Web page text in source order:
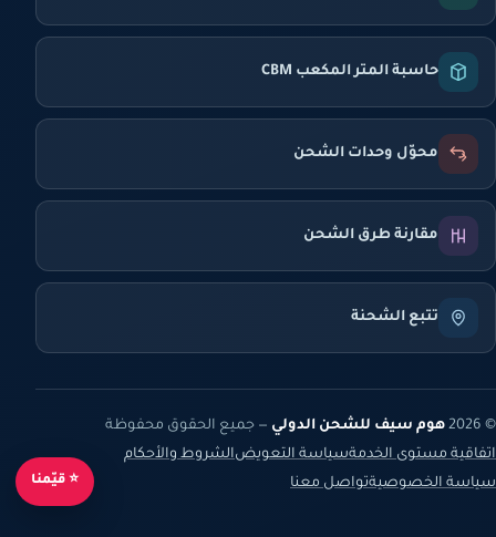
حاسبة المتر المكعب CBM
محوّل وحدات الشحن
مقارنة طرق الشحن
تتبع الشحنة
© 2026 هوم سيف للشحن الدولي — جميع الحقوق محفوظة
اتفاقية مستوى الخدمةسياسة التعويضالشروط والأحكام
سياسة الخصوصيةتواصل معنا ⭐ قيّمنا